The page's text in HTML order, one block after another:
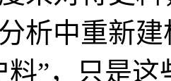
析中重新
料”，只是